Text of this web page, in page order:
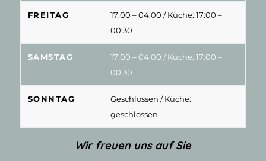
FREITAG 17:00 – 04:00 / Küche: 17:00 –
00:30
SAMSTAG 17:00 – 04:00 / Küche: 17:00 –
00:30
SONNTAG Geschlossen / Küche:
geschlossen
Wir freuen uns auf Sie